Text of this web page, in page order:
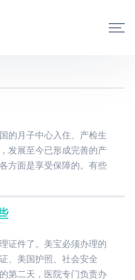
的月子中心入住、产检生
发展至今已形成完善的产
方面是享受保障的。有些
证件了。美宝必须办理的
、美国护照、社会安全
第二天，医院专门负责办